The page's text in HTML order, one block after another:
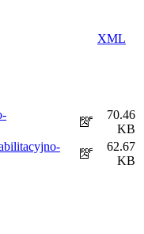
XML
70.46
KB
62.67
KB